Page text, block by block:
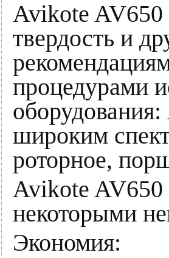
Avikote AV650
твердость и
процедурами
широким
роторное,
Avikote AV650
некоторыми
Экономия: